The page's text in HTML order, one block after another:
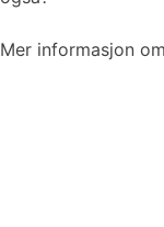
Mer informasjon